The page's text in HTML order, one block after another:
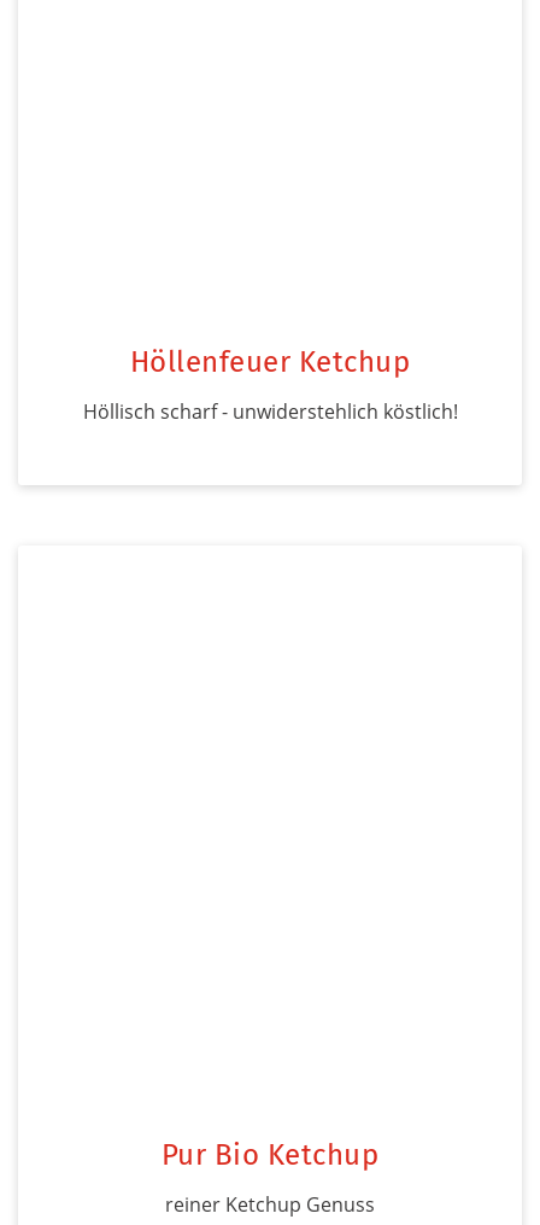
Höllenfeuer Ketchup
Höllisch scharf - unwiderstehlich köstlich!
Pur Bio Ketchup
reiner Ketchup Genuss